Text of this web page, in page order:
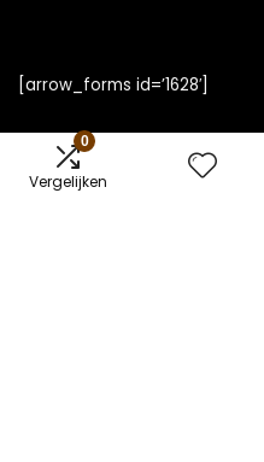
0
Vergelijken
[arrow_forms id=’1628′]